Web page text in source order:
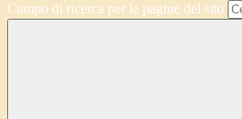
Campo di ricerca per le pagine del sito